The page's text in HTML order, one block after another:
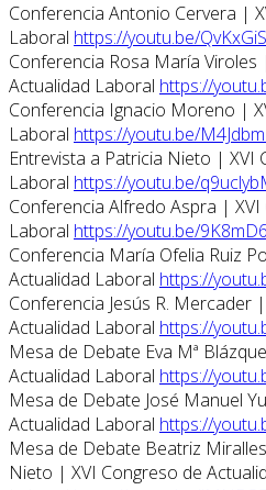
Conferencia Antonio Cervera |
Laboral https://youtu.be/
Conferencia Rosa María Viroles
Actualidad Laboral https://
Conferencia Ignacio Moreno |
Laboral https://youtu.be/
Entrevista a Patricia Nieto | XVI
Laboral https://youtu.be/
Conferencia Alfredo Aspra |
Laboral https://youtu.be/
Conferencia María Ofelia Ruiz
Actualidad Laboral https://
Conferencia Jesús R. Mercader
Actualidad Laboral https://
Mesa de Debate Eva Mª
Actualidad Laboral https://
Mesa de Debate José Manuel
Actualidad Laboral https://
Mesa de Debate Beatriz
Nieto | XVI Congreso de